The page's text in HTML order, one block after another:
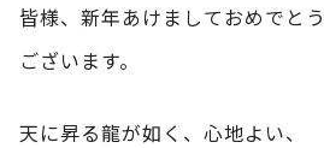
皆様、新年あけましておめでとう
ございます。
天に昇る龍が如く、心地よい、